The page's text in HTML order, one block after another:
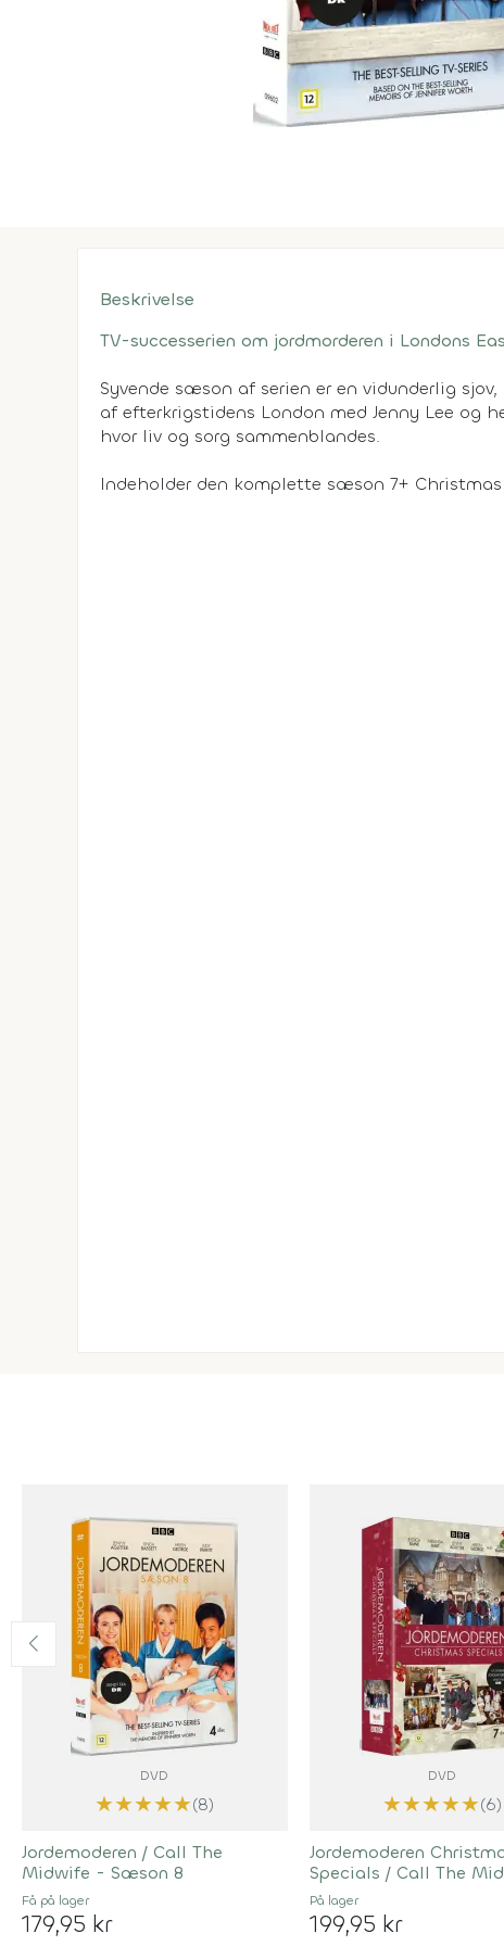
Beskrivelse
TV-successerien om jordmorderen i Londons
Syvende sæson af serien er en vidunderlig
af efterkrigstidens London med Jenny Lee og
hvor liv og sorg sammenblandes.
Indeholder den komplette sæson 7+ Christmas
DVD
★★★★★(8)
Jordemoderen / Call The
Midwife - Sæson 8
Få på lager
179,95 kr
DVD
★★★★★(6)
Jordemoderen
Specials / Call The
På lager
199,95 kr